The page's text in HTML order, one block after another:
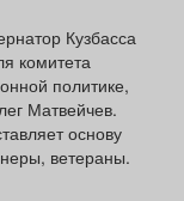
Кузбасса
комитета
политике,
Матвейчев.
основу
ветераны.